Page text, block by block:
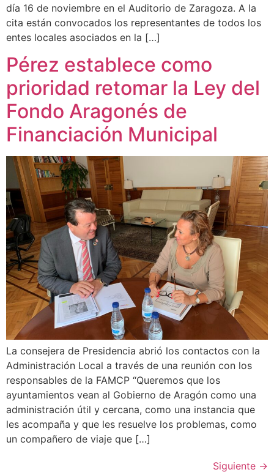
día 16 de noviembre en el Auditorio de Zaragoza. A la
cita están convocados los representantes de todos los
entes locales asociados en la […]
Pérez establece como
prioridad retomar la Ley del
Fondo Aragonés de
Financiación Municipal
La consejera de Presidencia abrió los contactos con la
Administración Local a través de una reunión con los
responsables de la FAMCP “Queremos que los
ayuntamientos vean al Gobierno de Aragón como una
administración útil y cercana, como una instancia que
les acompaña y que les resuelve los problemas, como
un compañero de viaje que […]
Siguiente →